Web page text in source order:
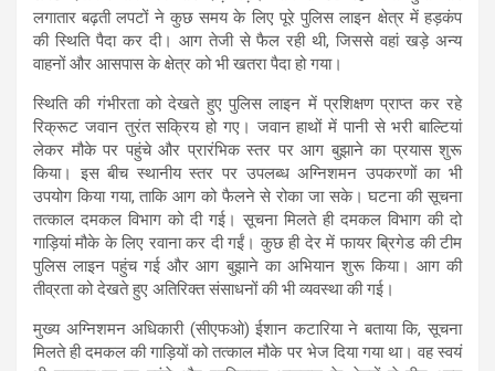
लगातार बढ़ती लपटों ने कुछ समय के लिए पूरे पुलिस लाइन क्षेत्र में हड़कंप
की स्थिति पैदा कर दी। आग तेजी से फैल रही थी, जिससे वहां खड़े अन्य
वाहनों और आसपास के क्षेत्र को भी खतरा पैदा हो गया।
स्थिति की गंभीरता को देखते हुए पुलिस लाइन में प्रशिक्षण प्राप्त कर रहे
रिक्रूट जवान तुरंत सक्रिय हो गए। जवान हाथों में पानी से भरी बाल्टियां
लेकर मौके पर पहुंचे और प्रारंभिक स्तर पर आग बुझाने का प्रयास शुरू
किया। इस बीच स्थानीय स्तर पर उपलब्ध अग्निशमन उपकरणों का भी
उपयोग किया गया, ताकि आग को फैलने से रोका जा सके। घटना की सूचना
तत्काल दमकल विभाग को दी गई। सूचना मिलते ही दमकल विभाग की दो
गाड़ियां मौके के लिए रवाना कर दी गईं। कुछ ही देर में फायर ब्रिगेड की टीम
पुलिस लाइन पहुंच गई और आग बुझाने का अभियान शुरू किया। आग की
तीव्रता को देखते हुए अतिरिक्त संसाधनों की भी व्यवस्था की गई।
मुख्य अग्निशमन अधिकारी (सीएफओ) ईशान कटारिया ने बताया कि, सूचना
मिलते ही दमकल की गाड़ियों को तत्काल मौके पर भेज दिया गया था। वह स्वयं